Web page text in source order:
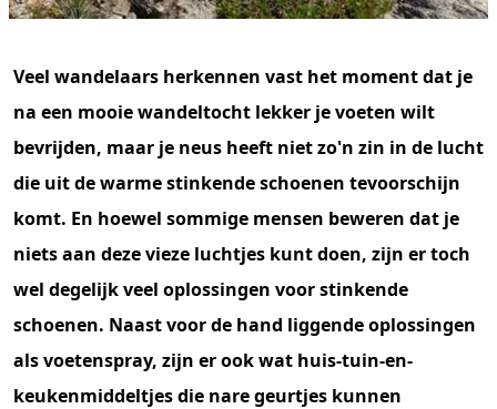
Veel wandelaars herkennen vast het moment dat je
na een mooie wandeltocht lekker je voeten wilt
bevrijden, maar je neus heeft niet zo'n zin in de lucht
die uit de warme stinkende schoenen tevoorschijn
komt. En hoewel sommige mensen beweren dat je
niets aan deze vieze luchtjes kunt doen, zijn er toch
wel degelijk veel oplossingen voor stinkende
schoenen. Naast voor de hand liggende oplossingen
als voetenspray, zijn er ook wat huis-tuin-en-
keukenmiddeltjes die nare geurtjes kunnen